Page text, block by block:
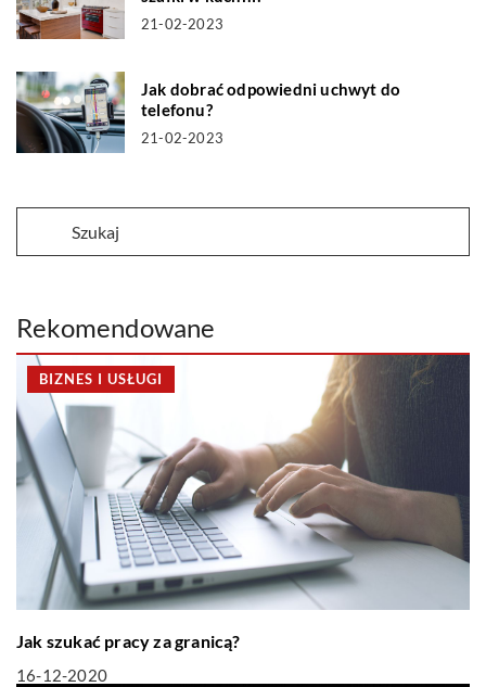
21-02-2023
Jak dobrać odpowiedni uchwyt do
telefonu?
21-02-2023
Rekomendowane
BIZNES I USŁUGI
Jak szukać pracy za granicą?
16-12-2020